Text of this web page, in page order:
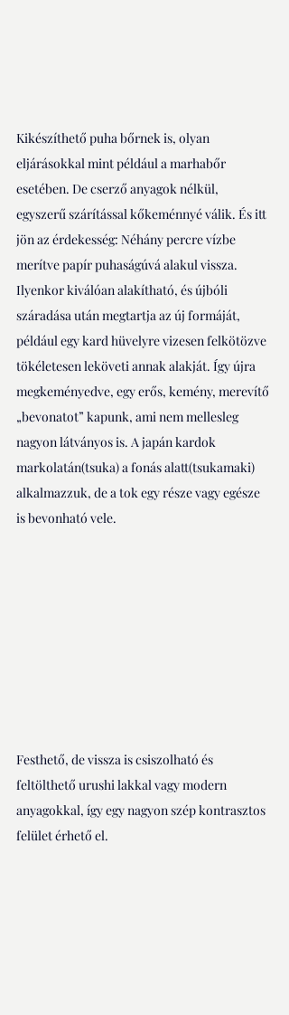
Kikészíthető puha bőrnek is, olyan
eljárásokkal mint például a marhabőr
esetében. De cserző anyagok nélkül,
egyszerű szárítással kőkeménnyé válik. És itt
jön az érdekesség: Néhány percre vízbe
merítve papír puhaságúvá alakul vissza.
Ilyenkor kiválóan alakítható, és újbóli
száradása után megtartja az új formáját,
például egy kard hüvelyre vizesen felkötözve
tökéletesen leköveti annak alakját. Így újra
megkeményedve, egy erős, kemény, merevítő
„bevonatot” kapunk, ami nem mellesleg
nagyon látványos is. A japán kardok
markolatán(tsuka) a fonás alatt(tsukamaki)
alkalmazzuk, de a tok egy része vagy egésze
is bevonható vele.
Festhető, de vissza is csiszolható és
feltölthető urushi lakkal vagy modern
anyagokkal, így egy nagyon szép kontrasztos
felület érhető el.